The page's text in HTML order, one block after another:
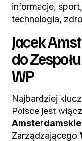
informacje,
technologia,
Jacek
do
WP
Najbardziej
Polsce jest
Zarządzającego